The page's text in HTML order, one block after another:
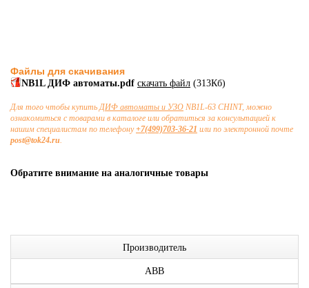
Файлы для скачивания
NB1L ДИФ автоматы.pdf скачать файл (313Кб)
Для того чтобы купитьДИФ автоматы и УЗО NB1L-63 CHINT, можно
ознакомиться с товарами в каталоге или обратиться за консультацией к
нашим специалистам по телефону+7(499)703-36-21 или по электронной почте
post@tok24.ru.
Обратите внимание на аналогичные товары
Производитель
ABB